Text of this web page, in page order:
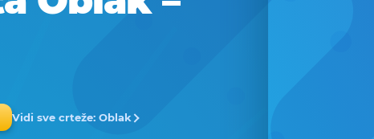
Vidi sve crteže: Oblak